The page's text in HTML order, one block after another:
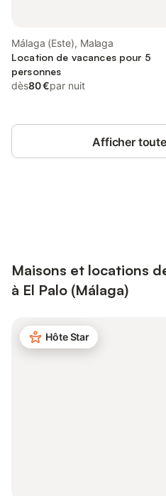
Málaga (Este), Malaga
Location de vacances pour 5
personnes
dès80 €par nuit
Afficher
Maisons et locations
à El Palo (Málaga)
Hôte Star